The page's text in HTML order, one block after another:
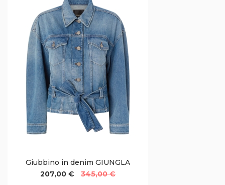
Giubbino in denim GIUNGLA
207,00 €
345,00 €